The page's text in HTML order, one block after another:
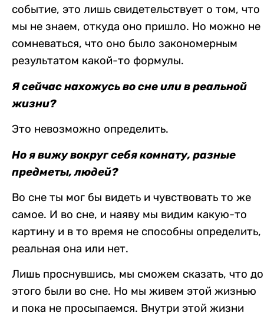
событие, это лишь свидетельствует о том, что
мы не знаем, откуда оно пришло. Но можно не
сомневаться, что оно было закономерным
результатом какой-то формулы.
Я сейчас нахожусь во сне или в реальной
жизни?
Это невозможно определить.
Но я вижу вокруг себя комнату, разные
предметы, людей?
Во сне ты мог бы видеть и чувствовать то же
самое. И во сне, и наяву мы видим какую-то
картину и в то время не способны определить,
реальная она или нет.
Лишь проснувшись, мы сможем сказать, что до
этого были во сне. Но мы живем этой жизнью
и пока не просыпаемся. Внутри этой жизни